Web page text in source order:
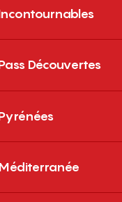
Découvertes
Méditerranée
fêtes,
dans le
expositions,
un agenda
de